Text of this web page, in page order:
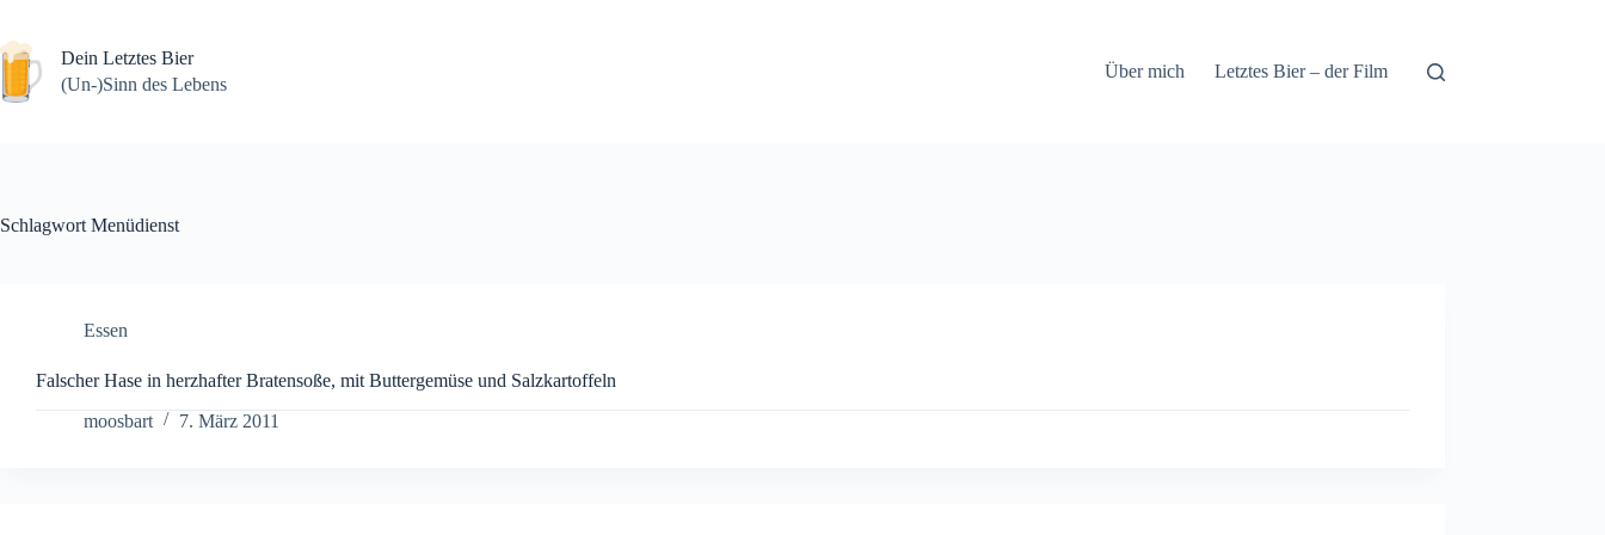
springenDein Letztes Bier
(Un-)Sinn des Lebens
Über mich Letztes Bier – der Film
Schlagwort Menüdienst
Essen
Falscher Hase in herzhafter Bratensoße, mit Buttergemüse und Salzkartoffeln
moosbart
7. März 2011